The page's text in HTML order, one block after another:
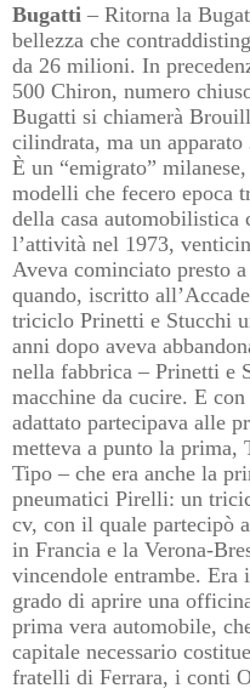
Bugatti – Ritorna la
bellezza che
da 26 milioni. In
500 Chiron, numero
Bugatti si chiamerà
cilindrata, ma un apparato
È un “emigrato”
modelli che fecero epoca
della casa automobilistica
l’attività nel 1973,
Aveva cominciato presto
quando, iscritto
triciclo Prinetti e Stucchi
anni dopo aveva
nella fabbrica – Prinetti e
macchine da cucire. E
adattato partecipava alle
metteva a punto la prima,
Tipo – che era anche la
pneumatici Pirelli: un
cv, con il quale partecipò
in Francia e la Verona-
vincendole entrambe. Era
grado di aprire una
prima vera automobile,
capitale necessario
fratelli di Ferrara, i conti